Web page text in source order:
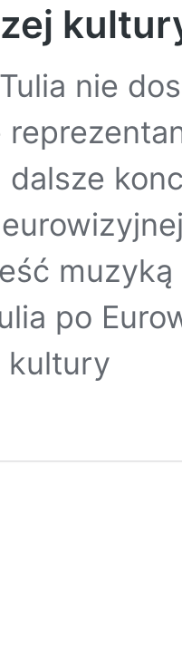
nie
dalsze
po
kultury